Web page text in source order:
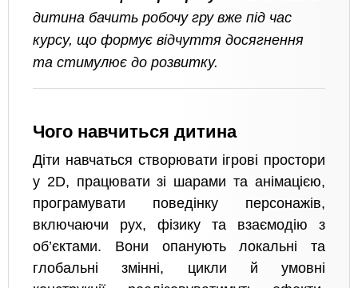
дитина бачить робочу гру вже під час
курсу, що формує відчуття досягнення
та стимулює до розвитку.
Чого навчиться дитина
Діти навчаться створювати ігрові простори
у 2D, працювати зі шарами та анімацією,
програмувати поведінку персонажів,
включаючи рух, фізику та взаємодію з
об’єктами. Вони опанують локальні та
глобальні змінні, цикли й умовні